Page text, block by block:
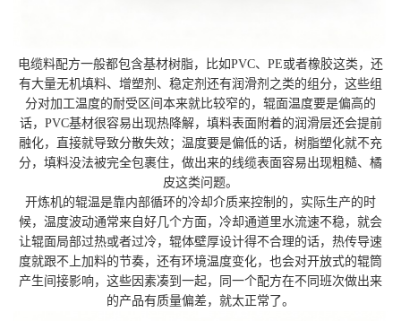
电缆料配方一般都包含基材树脂，比如PVC、PE或者橡胶这类，还
有大量无机填料、增塑剂、稳定剂还有润滑剂之类的组分，这些组
分对加工温度的耐受区间本来就比较窄的，辊面温度要是偏高的
话，PVC基材很容易出现热降解，填料表面附着的润滑层还会提前
融化，直接就导致分散失效；温度要是偏低的话，树脂塑化就不充
分，填料没法被完全包裹住，做出来的线缆表面容易出现粗糙、橘
皮这类问题。
开炼机的辊温是靠内部循环的冷却介质来控制的，实际生产的时
候，温度波动通常来自好几个方面，冷却通道里水流速不稳，就会
让辊面局部过热或者过冷，辊体壁厚设计得不合理的话，热传导速
度就跟不上加料的节奏，还有环境温度变化，也会对开放式的辊筒
产生间接影响，这些因素凑到一起，同一个配方在不同班次做出来
的产品有质量偏差，就太正常了。